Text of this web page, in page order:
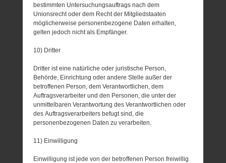
bestimmten Untersuchungsauftrags nach dem
Unionsrecht oder dem Recht der Mitgliedstaaten
möglicherweise personenbezogene Daten erhalten,
gelten jedoch nicht als Empfänger.
10) Dritter
Dritter ist eine natürliche oder juristische Person,
Behörde, Einrichtung oder andere Stelle außer der
betroffenen Person, dem Verantwortlichen, dem
Auftragsverarbeiter und den Personen, die unter der
unmittelbaren Verantwortung des Verantwortlichen oder
des Auftragsverarbeiters befugt sind, die
personenbezogenen Daten zu verarbeiten.
11) Einwilligung
Einwilligung ist jede von der betroffenen Person freiwillig